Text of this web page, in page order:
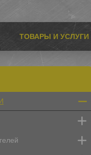
ТОВАРЫ И УСЛУГИ